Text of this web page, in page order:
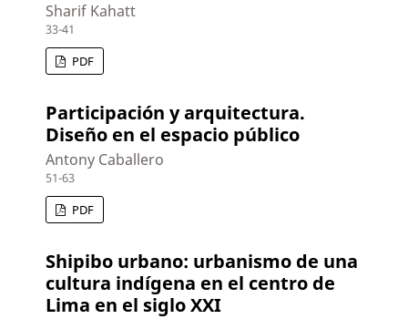
Sharif Kahatt
33-41
PDF
Participación y arquitectura.
Diseño en el espacio público
Antony Caballero
51-63
PDF
Shipibo urbano: urbanismo de una
cultura indígena en el centro de
Lima en el siglo XXI